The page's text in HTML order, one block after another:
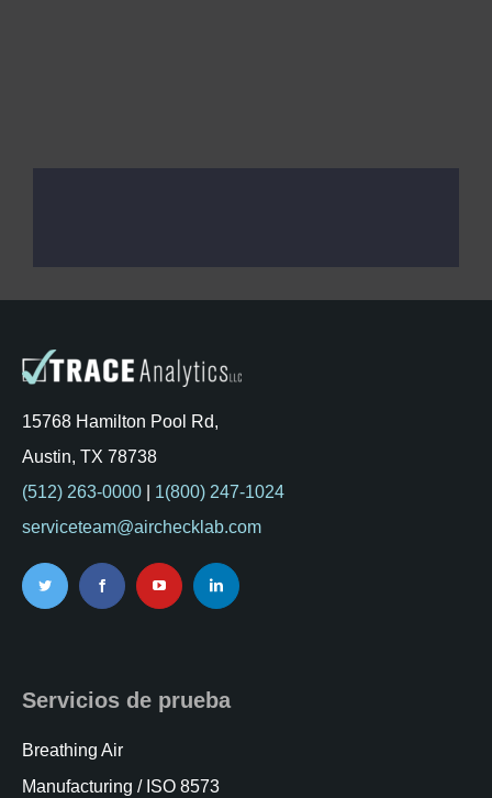
15768 Hamilton Pool Rd,
Austin, TX 78738
(512) 263-0000| 1(800) 247-1024
serviceteam@airchecklab.com
Servicios de prueba
Breathing Air
Manufacturing / ISO 8573